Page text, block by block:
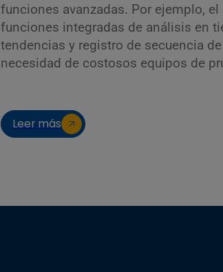
funciones avanzadas. Por ejemplo, el
funciones integradas de análisis en
tendencias y registro de secuencia
necesidad de costosos equipos de
Leer más